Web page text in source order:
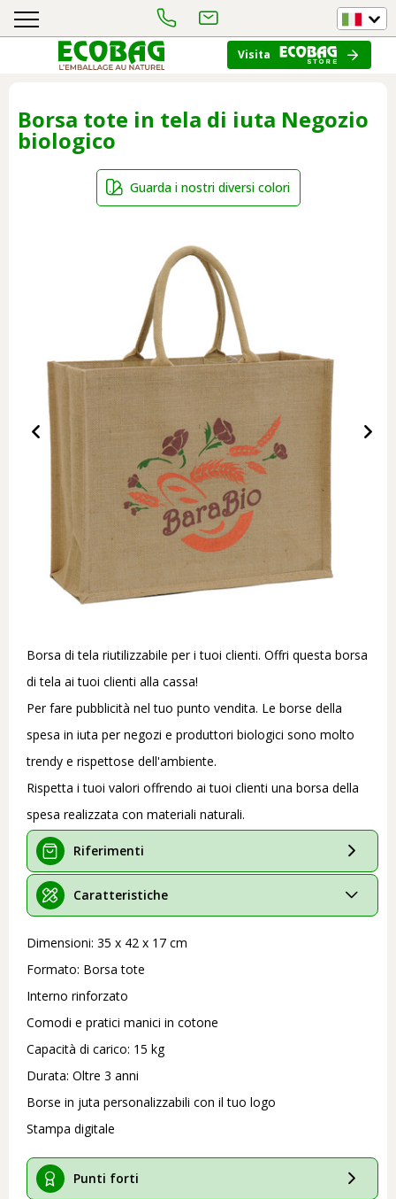
Visita
Borsa tote in tela di iuta Negozio
biologico
Guarda i nostri diversi colori
Borsa di tela riutilizzabile per i tuoi clienti. Offri questa borsa
di tela ai tuoi clienti alla cassa!
Per fare pubblicità nel tuo punto vendita. Le borse della
spesa in iuta per negozi e produttori biologici sono molto
trendy e rispettose dell'ambiente.
Rispetta i tuoi valori offrendo ai tuoi clienti una borsa della
spesa realizzata con materiali naturali.
Riferimenti
Caratteristiche
Dimensioni: 35 x 42 x 17 cm
Formato: Borsa tote
Interno rinforzato
Comodi e pratici manici in cotone
Capacità di carico: 15 kg
Durata: Oltre 3 anni
Borse in juta personalizzabili con il tuo logo
Stampa digitale
Punti forti